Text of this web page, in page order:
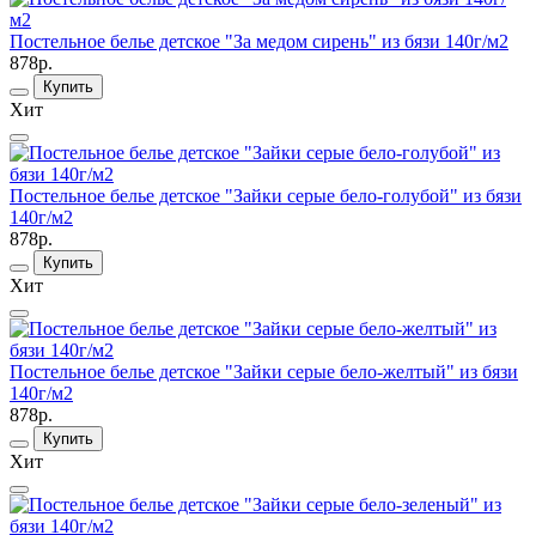
Постельное белье детское "За медом сирень" из бязи 140г/м2
878р.
Купить
Хит
Постельное белье детское "Зайки серые бело-голубой" из бязи
140г/м2
878р.
Купить
Хит
Постельное белье детское "Зайки серые бело-желтый" из бязи
140г/м2
878р.
Купить
Хит